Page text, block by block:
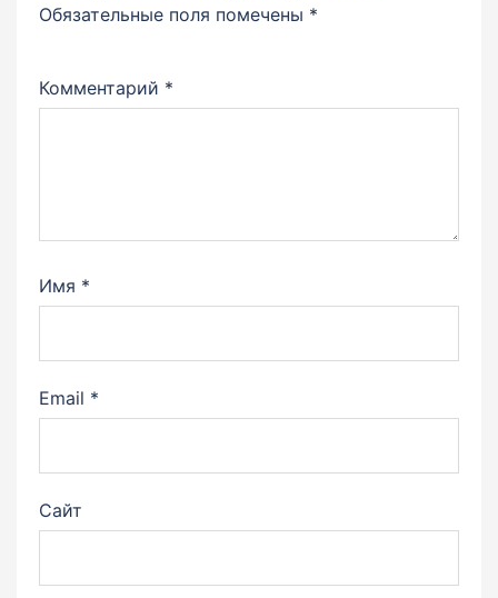
Обязательные поля помечены *
Комментарий *
Имя *
Email *
Сайт